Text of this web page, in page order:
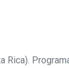
Rica).